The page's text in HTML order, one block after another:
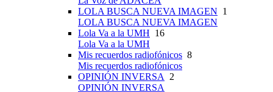
LOLA BUSCA NUEVA IMAGEN 1
LOLA BUSCA NUEVA IMAGEN
Lola Va a la UMH 16
Lola Va a la UMH
Mis recuerdos radiofónicos 8
Mis recuerdos radiofónicos
OPINIÓN INVERSA
2
OPINIÓN INVERSA